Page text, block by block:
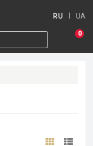
RU UA
0